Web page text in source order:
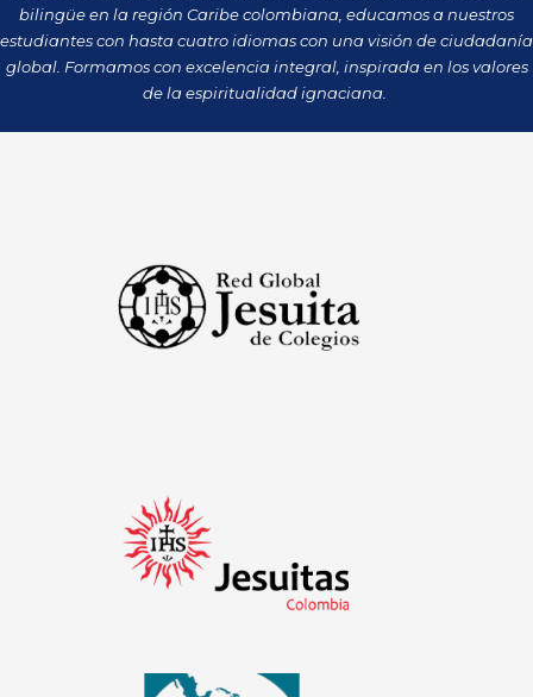
b
o
o
a
g
r
a
m
o
k
i
t
t
e
r
e
d
i
n
u
b
e
bilingüe en la región Caribe colombiana, educamos a nuestros
estudiantes con hasta cuatro idiomas con una visión de ciudadanía
global. Formamos con excelencia integral, inspirada en los valores
de la espiritualidad ignaciana.